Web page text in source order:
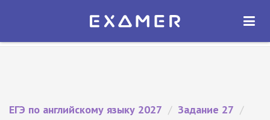
Экзамер — ЕГЭ 2027
ОТКРЫТЬ
ЕГЭ по английскому языку 2027 / Задание 27 /